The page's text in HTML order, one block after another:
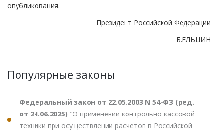
опубликования.
Президент Российской Федерации
Б.ЕЛЬЦИН
Популярные законы
Федеральный закон от 22.05.2003 N 54-ФЗ (ред.
от 24.06.2025) "О применении контрольно-кассовой
техники при осуществлении расчетов в Российской